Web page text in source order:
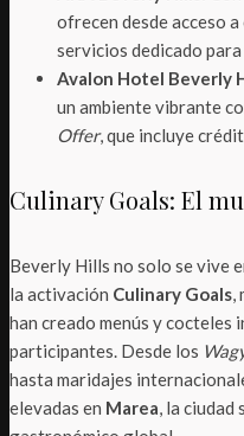
ofrecen desde acceso
servicios dedicado
Avalon Hotel Beverly
un ambiente vibrante
Offer, que incluye
Culinary Goals: El
Beverly Hills no solo se vive
la activación Culinary Goals,
han creado menús y cocteles
participantes. Desde los
hasta maridajes
elevadas en Marea, la ciudad